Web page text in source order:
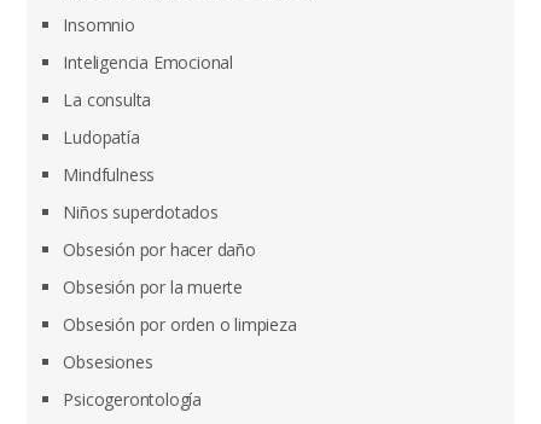
Insomnio
Inteligencia Emocional
La consulta
Ludopatía
Mindfulness
Niños superdotados
Obsesión por hacer daño
Obsesión por la muerte
Obsesión por orden o limpieza
Obsesiones
Psicogerontología